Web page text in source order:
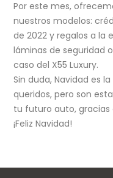
Por este mes,
nuestros modelos:
de 2022 y regalos a la
láminas de seguridad
caso del X55 Luxury.
Sin duda, Navidad es
queridos, pero son
tu futuro auto, gracias
¡Feliz Navidad!